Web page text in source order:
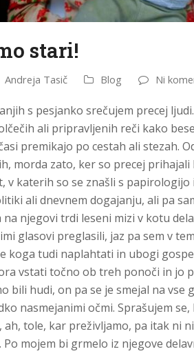
stari!
Andreja Tasič Blog Ni
s pesjanko srečujem precej
ali pripravljenih reči kako
premikajo po cestah ali stezah.
morda zato, ker so precej
v katerih so se znašli s
ali dnevnem dogajanju, ali pa
na njegovi trdi leseni mizi v kotu
glasovi preglasili, jaz pa sem v
koga tudi naplahtati in ubogi
vstati točno ob treh ponoči in jo
bili hudi, on pa se je smejal na vse
nasmejanimi očmi. Sprašujem
ah, tole, kar preživljamo, pa itak ni
mojem bi grmelo iz njegove